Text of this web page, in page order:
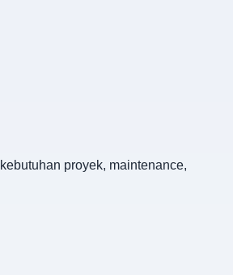
proyek, maintenance,